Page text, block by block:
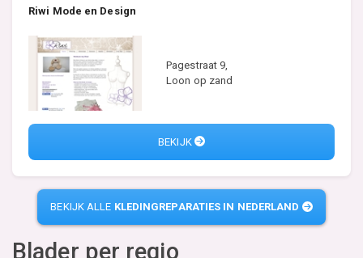
Riwi Mode en Design
Pagestraat 9,
Loon op zand
BEKIJK
BEKIJK ALLE KLEDINGREPARATIES IN NEDERLAND
Blader per regio